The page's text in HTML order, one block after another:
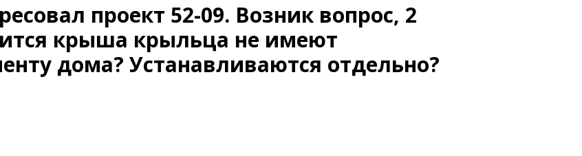
проект 52-09. Возник вопрос, 2
крыша крыльца не имеют
дома? Устанавливаются отдельно?